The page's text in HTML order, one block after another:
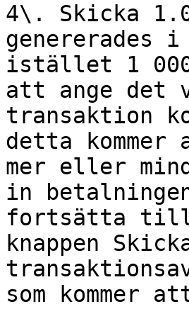
4\. Skicka
genererades i
istället 1
att ange det
transaktion
detta
mer eller
in
fortsätta till
knappen
som